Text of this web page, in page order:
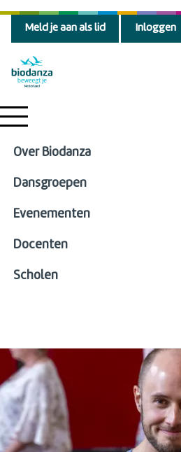
Meld je aan als lid Inloggen
Over Biodanza
Dansgroepen
Evenementen
Docenten
Scholen